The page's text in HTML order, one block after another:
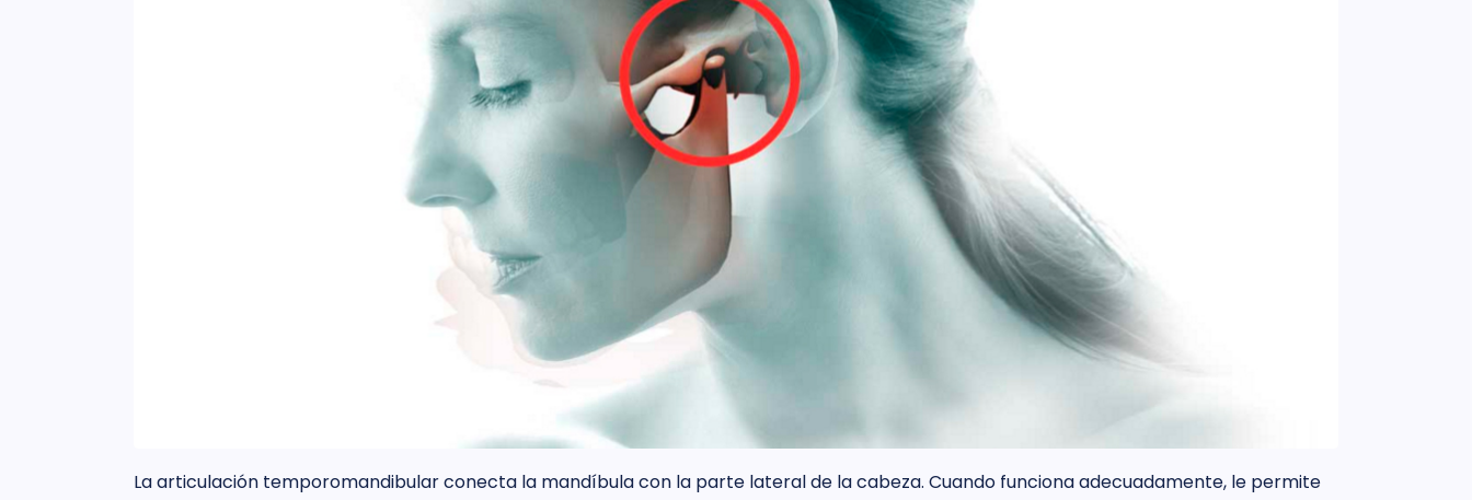
La articulación temporomandibular conecta la mandíbula con la parte lateral de la cabeza. Cuando funciona adecuadamente, le permite